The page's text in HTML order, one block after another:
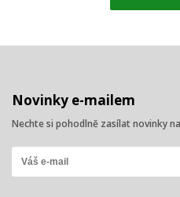
Novinky e-mailem
Nechte si pohodlně zasílat novinky